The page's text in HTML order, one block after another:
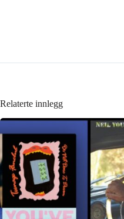
Relaterte innlegg